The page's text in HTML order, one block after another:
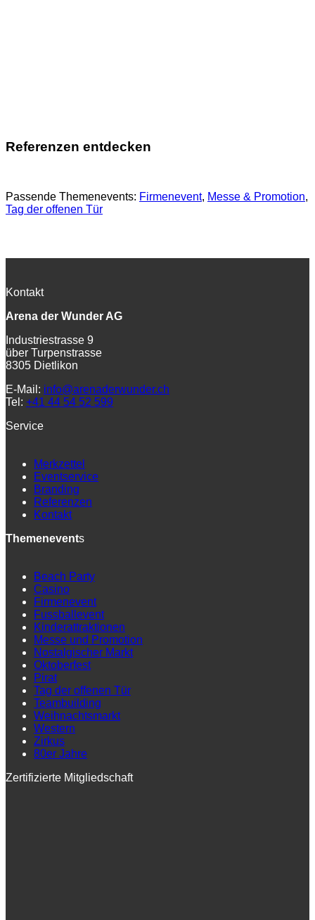
Referenzen entdecken
Passende Themenevents: Firmenevent, Messe & Promotion
Tag der offenen Tür
Kontakt
Arena der Wunder AG
Industriestrasse 9
über Turpenstrasse
8305 Dietlikon
E-Mail: info@arenaderwunder.ch
Tel: +41 44 54 52 599
Service
Merkzettel
Eventservice
Branding
Referenzen
Kontakt
Themenevents
Beach Party
Casino
Firmenevent
Fussballevent
Kinderattraktionen
Messe und Promotion
Nostalgischer Markt
Oktoberfest
Pirat
Tag der offenen Tür
Teambuilding
Weihnachtsmarkt
Western
Zirkus
80er Jahre
Zertifizierte Mitgliedschaft